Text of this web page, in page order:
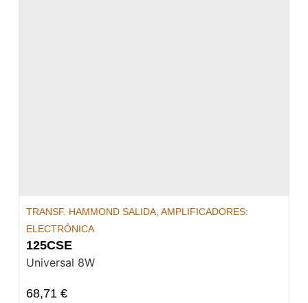
TRANSF. HAMMOND SALIDA, AMPLIFICADORES:
ELECTRÓNICA
125CSE
Universal 8W
68,71 €